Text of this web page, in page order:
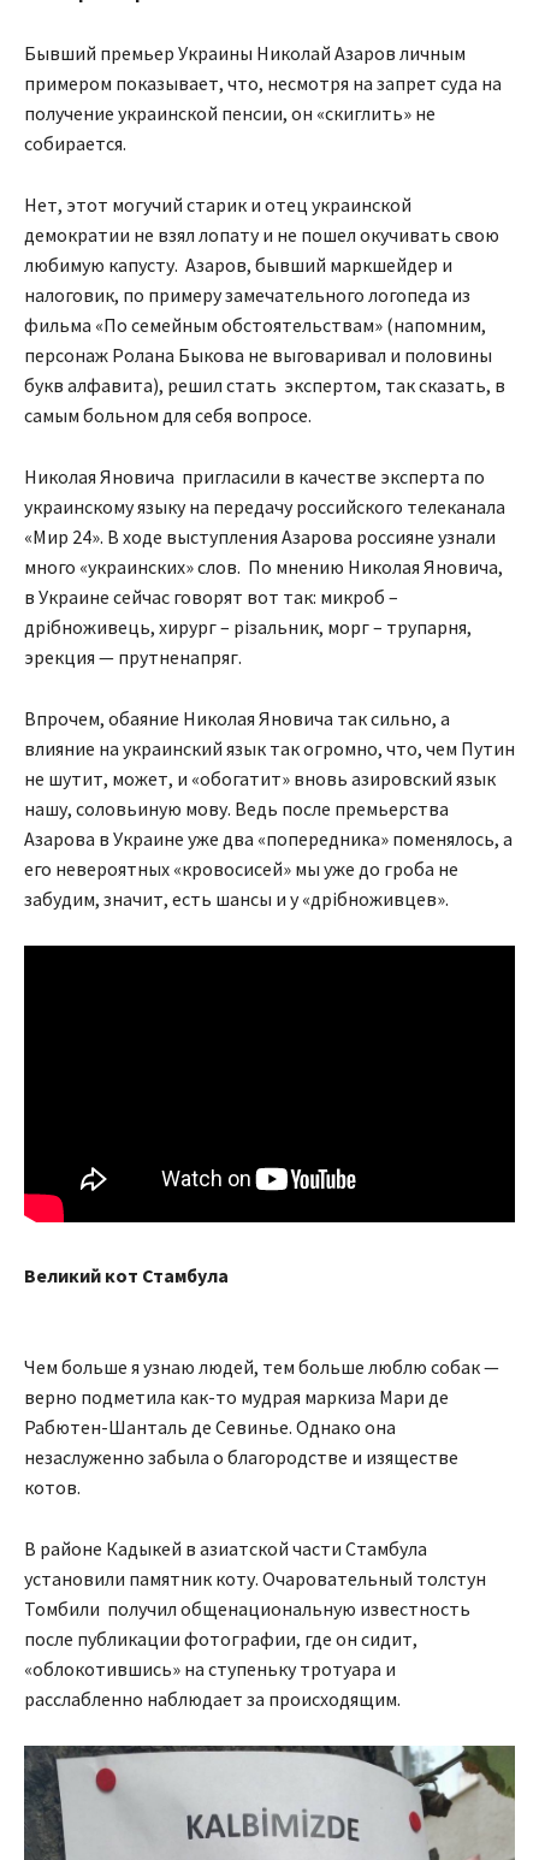
Бывший премьер Украины Николай Азаров личным
примером показывает, что, несмотря на запрет суда на
получение украинской пенсии, он «скиглить» не
собирается.
Нет, этот могучий старик и отец украинской
демократии не взял лопату и не пошел окучивать свою
любимую капусту. Азаров, бывший маркшейдер и
налоговик, по примеру замечательного логопеда из
фильма «По семейным обстоятельствам» (напомним,
персонаж Ролана Быкова не выговаривал и половины
букв алфавита), решил стать экспертом, так сказать, в
самым больном для себя вопросе.
Николая Яновича пригласили в качестве эксперта по
украинскому языку на передачу российского телеканала
«Мир 24». В ходе выступления Азарова россияне узнали
много «украинских» слов. По мнению Николая Яновича,
в Украине сейчас говорят вот так: микроб –
дрібноживець, хирург – різальник, морг – трупарня,
эрекция — прутненапряг.
Впрочем, обаяние Николая Яновича так сильно, а
влияние на украинский язык так огромно, что, чем Путин
не шутит, может, и «обогатит» вновь азировский язык
нашу, соловьиную мову. Ведь после премьерства
Азарова в Украине уже два «попередника» поменялось, а
его невероятных «кровосисей» мы уже до гроба не
забудим, значит, есть шансы и у «дрібноживцев».
Великий кот Стамбула
Чем больше я узнаю людей, тем больше люблю собак —
верно подметила как-то мудрая маркиза Мари де
Рабютен-Шанталь де Севинье. Однако она
незаслуженно забыла о благородстве и изяществе
котов.
В районе Кадыкей в азиатской части Стамбула
установили памятник коту. Очаровательный толстун
Томбили получил общенациональную известность
после публикации фотографии, где он сидит,
«облокотившись» на ступеньку тротуара и
расслабленно наблюдает за происходящим.